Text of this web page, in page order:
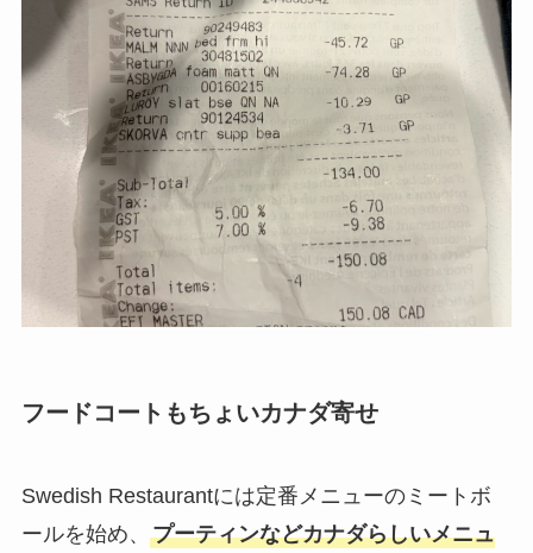
フードコートもちょいカナダ寄せ
Swedish Restaurantには定番メニューのミートボ
ールを始め、 プーティンなどカナダらしいメニュ